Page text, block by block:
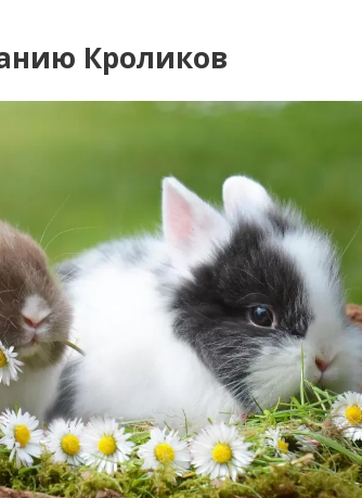
Кроликов